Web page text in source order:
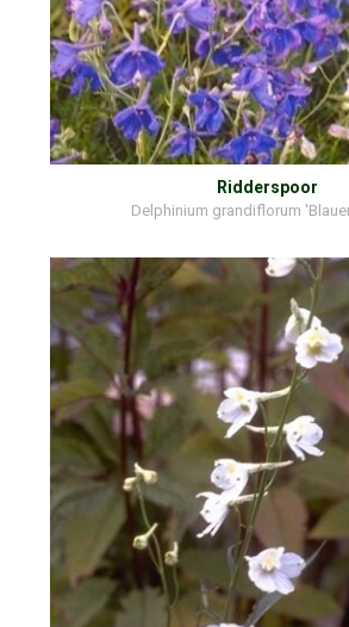
Ridderspoor
Delphinium grandiflorum